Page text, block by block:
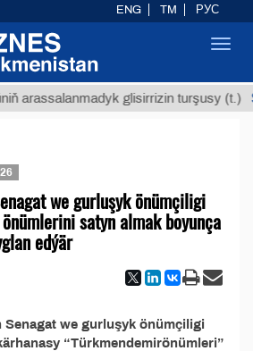
arassalanmadyk glisirrizin turşusy (t.)
we gurluşyk önümçiligi
satyn almak boyunça
edýär
Senagat we gurluşyk önümçiligi
“Türkmendemirönümleri”
ENG TM РУС